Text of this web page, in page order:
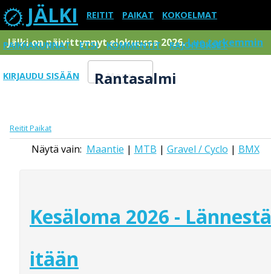
JÄLKI REITIT PAIKAT KOKOELMAT
PAIKKAKUNNAT ETSI KOMMENTIT RAJOITUKSET
KIRJAUDU SISÄÄN Menu
Jälki on päivittynnyt elokuussa 2026.Lue tarkemmin
Rantasalmi
ReititPaikat
Näytä vain: Maantie | MTB | Gravel / Cyclo | BMX
Kesäloma 2026 - Lännestä
itään